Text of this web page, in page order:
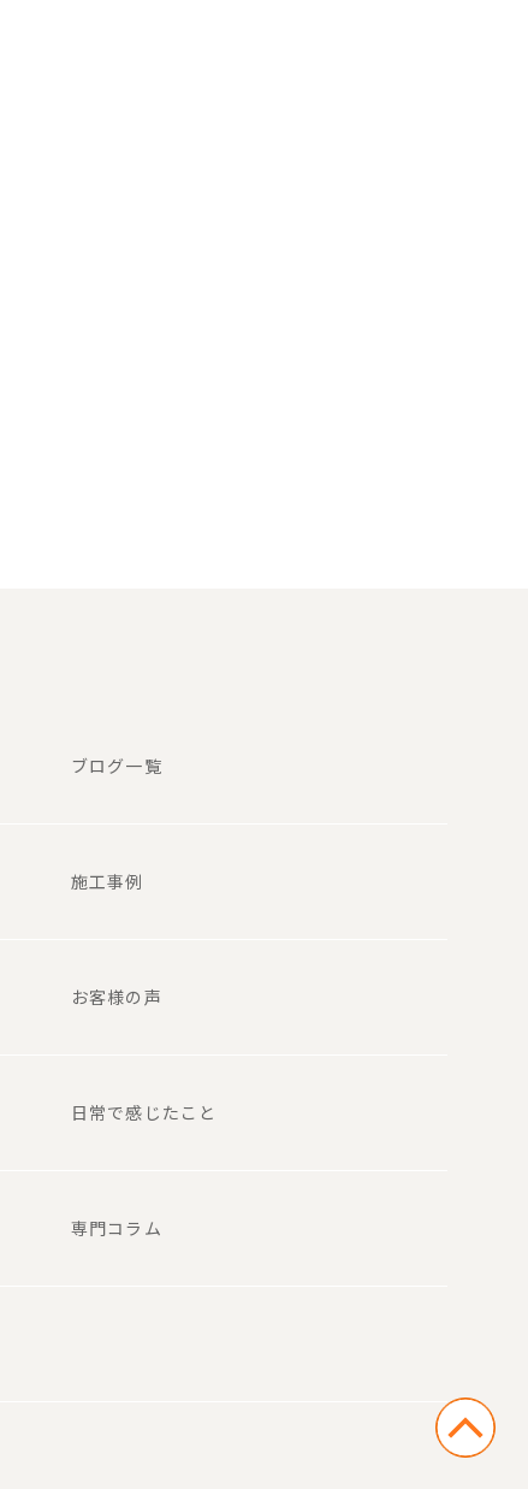
ブログ一覧
施工事例
お客様の声
日常で感じたこと
専門コラム